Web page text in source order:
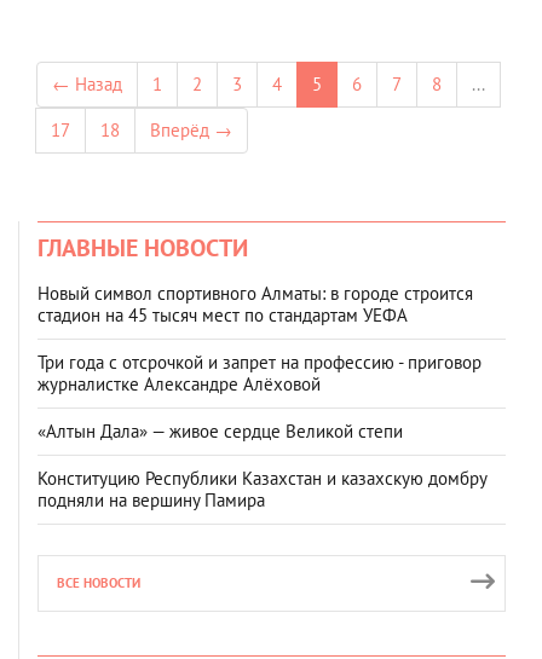
← Назад 1 2 3 4 5 6 7 8
...
17
18 Вперёд →
ГЛАВНЫЕ НОВОСТИ
Новый символ спортивного Алматы: в городе строится
стадион на 45 тысяч мест по стандартам УЕФА
Три года с отсрочкой и запрет на профессию - приговор
журналистке Александре Алёховой
«Алтын Дала» — живое сердце Великой степи
Конституцию Республики Казахстан и казахскую домбру
подняли на вершину Памира
ВСЕ НОВОСТИ